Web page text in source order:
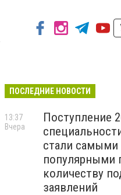
ПОСЛЕДНИЕ НОВОСТИ
Поступление
стали самыми
популярными
количеству
заявлений
13:37
Вчера